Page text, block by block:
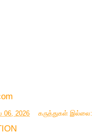
2026 கருத்துகள் இல்லை: